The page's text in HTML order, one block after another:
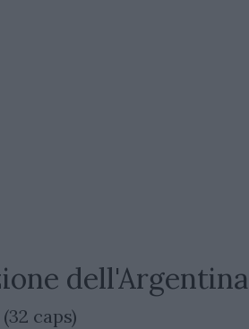
dell'Argentina
caps)